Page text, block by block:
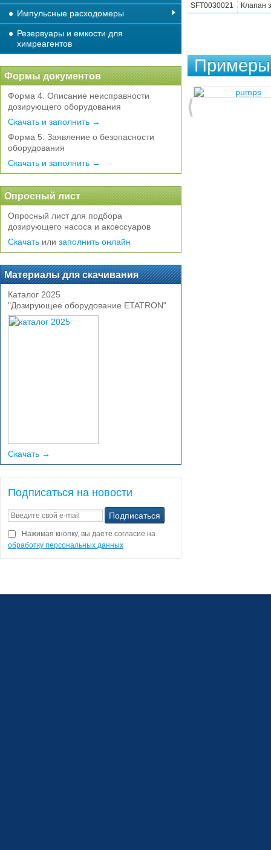
SFT0030021
Клапан
Примеры
Импульсные расходомеры
Резервуары и емкости для
химреагентов
Формы документов
Форма 4. Описание неисправности
дозирующего оборудования
Скачать и заполнить →
Форма 5. Заявление о безопасности
оборудования
Скачать и заполнить →
Опросный лист
Опросный лист для подбора
дозирующего насоса и аксессуаров
Скачать или заполнить онлайн
Материалы для скачивания
Каталог 2025
"Дозирующее оборудование ETATRON"
Скачать →
Подписаться на новости
Нажимая кнопку, вы даете согласие на
обработку персональных данных